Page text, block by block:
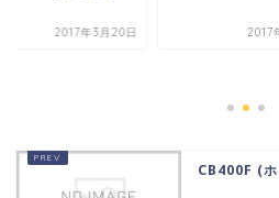
2017年3月20日 2017
CB400F (